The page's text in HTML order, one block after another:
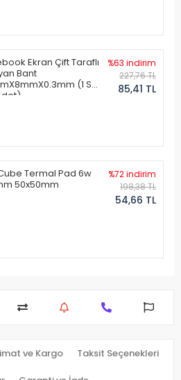
Ekran Çift Taraflı
Bant
(1 Set
%63 indirim
227,76 TL
85,41 TL
Termal Pad 6w
50x50mm
%72 indirim
198,38 TL
54,66 TL
ve Kargo Taksit Seçenekleri